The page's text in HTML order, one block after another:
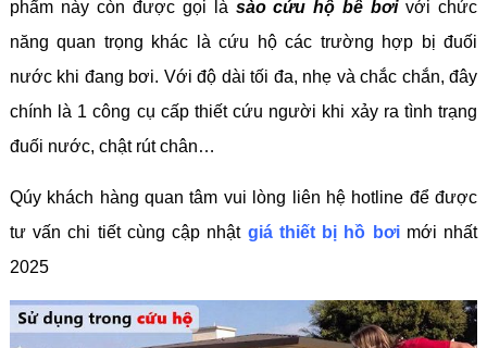
phẩm này còn được gọi là sào cứu hộ bể bơivới chức
năng quan trọng khác là cứu hộ các trường hợp bị đuối
nước khi đang bơi. Với độ dài tối đa, nhẹ và chắc chắn, đây
chính là 1 công cụ cấp thiết cứu người khi xảy ra tình trạng
đuối nước, chật rút chân…
Qúy khách hàng quan tâm vui lòng liên hệ hotline để được
tư vấn chi tiết cùng cập nhật giá thiết bị hồ bơimới nhất
2025